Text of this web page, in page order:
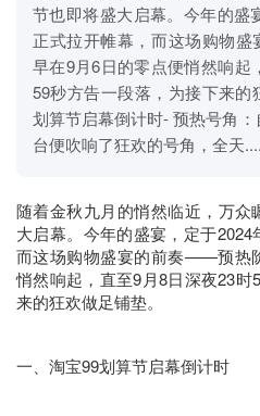
节也即将盛大启幕。今年的盛
正式拉开帷幕，而这场购物
早在9月6日的零点便悄然响起
59秒方告一段落，为接下来
划算节启幕倒计时- 预热号角
台便吹响了狂欢的号角，全天
随着金秋九月的悄然临近，万众
大启幕。今年的盛宴，定于2024
而这场购物盛宴的前奏——预热
悄然响起，直至9月8日深夜23
来的狂欢做足铺垫。
一、淘宝99划算节启幕倒计时